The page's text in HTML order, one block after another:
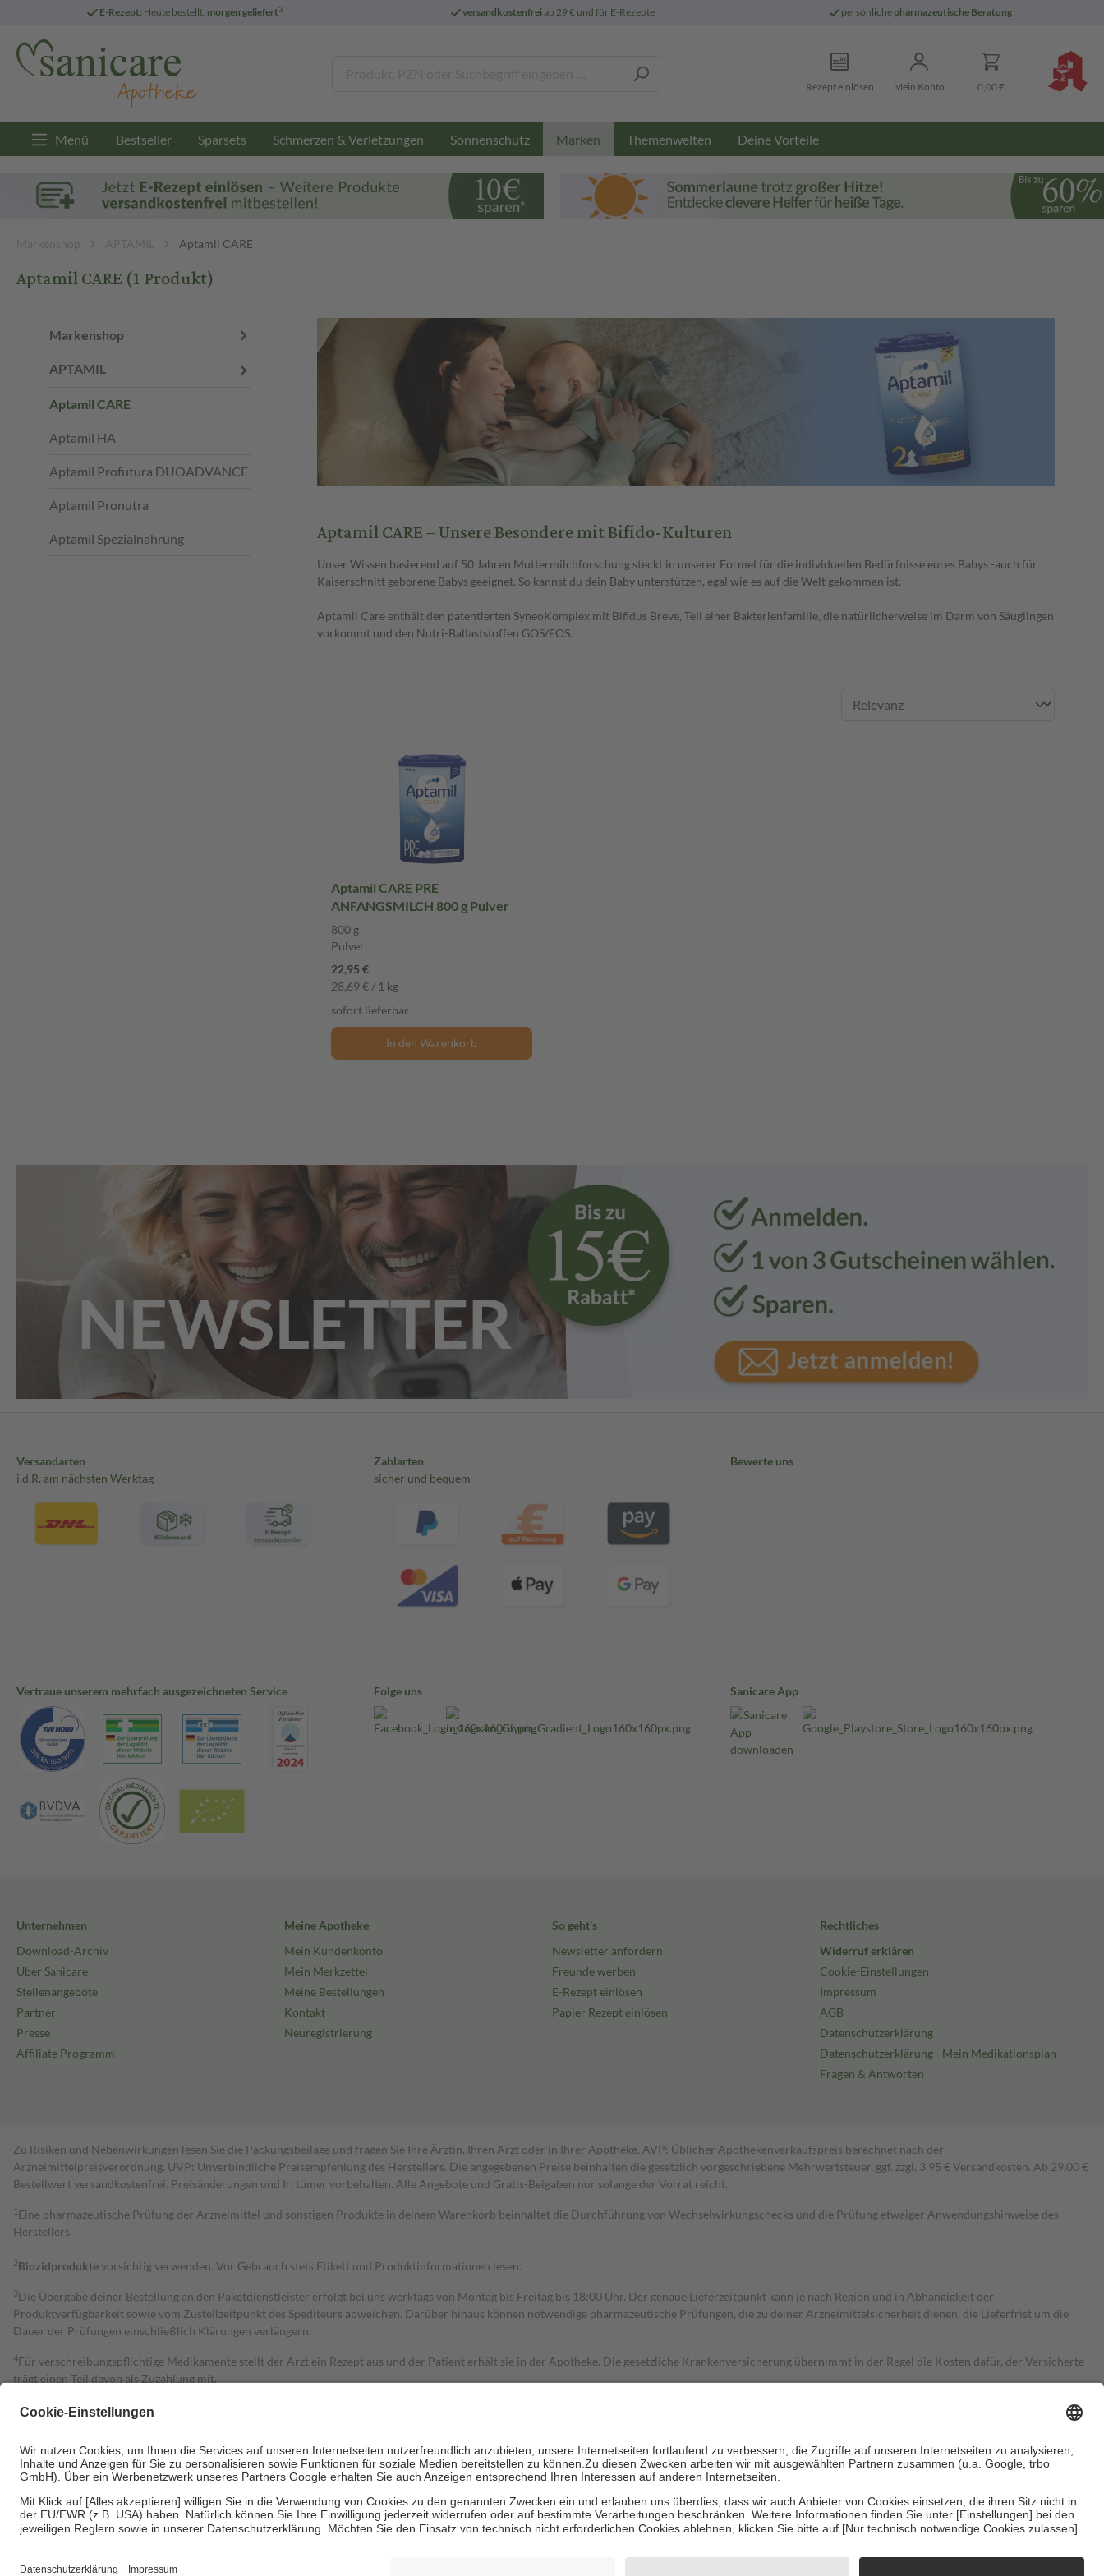
E-Rezept: Heute bestellt, morgen geliefert3 versandkostenfreiab 29 € und für E-Rezepte persönliche pharmazeutische Beratung
Rezept einlösen Mein Konto 0,00 €
Menü Bestseller Sparsets Schmerzen & Verletzungen Sonnenschutz Marken Themenwelten Deine Vorteile
Markenshop APTAMIL Aptamil CARE
Aptamil CARE(1 Produkt)
Markenshop
APTAMIL
Aptamil CARE
Aptamil HA
Aptamil Profutura DUOADVANCE
Aptamil Pronutra
Aptamil Spezialnahrung Aptamil CARE – Unsere Besondere mit Bifido-Kulturen
Unser Wissen basierend auf 50 Jahren Muttermilchforschung steckt in unserer Formel für die individuellen Bedürfnisse eures Babys -auch für
Kaiserschnitt geborene Babys geeignet. So kannst du dein Baby unterstützen, egal wie es auf die Welt gekommen ist.
Aptamil Care enthält den patentierten SyneoKomplex mit Bifidus Breve, Teil einer Bakterienfamilie, die natürlicherweise im Darm von Säuglingen
vorkommt und den Nutri-Ballaststoffen GOS/FOS.
Aptamil CARE PRE
ANFANGSMILCH 800 g Pulver
800 g
Pulver
22,95 €
28,69 € / 1 kg
sofort lieferbar
In den Warenkorb
Versandarten
i.d.R. am nächsten Werktag
Zahlarten
sicher und bequem
Bewerte uns
Vertraue unserem mehrfach ausgezeichneten Service Folge uns Sanicare App
Unternehmen
Download-Archiv
Über Sanicare
Stellenangebote
Partner
Presse
Affiliate Programm
Meine Apotheke
Mein Kundenkonto
Mein Merkzettel
Meine Bestellungen
Kontakt
Neuregistrierung
So geht's
Newsletter anfordern
Freunde werben
E-Rezept einlösen
Papier Rezept einlösen
Rechtliches
Widerruf erklären
Cookie-Einstellungen
Impressum
AGB
Datenschutzerklärung
Datenschutzerklärung - Mein Medikationsplan
Fragen & Antworten
Zu Risiken und Nebenwirkungen lesen Sie die Packungsbeilage und fragen Sie Ihre Ärztin, Ihren Arzt oder in Ihrer Apotheke. AVP: Üblicher Apothekenverkaufspreis berechnet nach der
Arzneimittelpreisverordnung. UVP: Unverbindliche Preisempfehlung des Herstellers. Die angegebenen Preise beinhalten die gesetzlich vorgeschriebene Mehrwertsteuer, ggf. zzgl. 3,95 € Versandkosten. Ab 29,00 €
Bestell­wert versand­kosten­frei. Preisänderungen und Irrtümer vorbehalten. Alle Angebote und Gratis-Beigaben nur solange der Vorrat reicht.
1 Eine pharmazeutische Prüfung der Arzneimittel und sonstigen Produkte in deinem Warenkorb beinhaltet die Durchführung von Wechselwirkungschecks und die Prüfung etwaiger Anwendungshinweise des
Herstellers.
2Biozidproduktevorsichtig verwenden. Vor Gebrauch stets Etikett und Produktinformationen lesen.
3Die Übergabe deiner Bestellung an den Paketdienstleister erfolgt bei uns werktags von Montag bis Freitag bis 18:00 Uhr. Der genaue Lieferzeitpunkt kann je nach Region und in Abhängigkeit der
Produktverfügbarkeit sowie vom Zustellzeitpunkt des Spediteurs abweichen. Darüber hinaus können notwendige pharmazeutische Prüfungen, die zu deiner Arzneimittelsicherheit dienen, die Lieferfrist um die
Dauer der Prüfungen einschließlich Klärungen verlängern.
4Für verschreibungspflichtige Medikamente stellt der Arzt ein Rezept aus und der Patient erhält sie in der Apotheke. Die gesetzliche Krankenversicherung übernimmt in der Regel die Kosten dafür, der Versicherte
trägt einen Teil davon als Zuzahlung mit.
zu entrichten.
Bei Heilmitteln und häuslicher Krankenpflege beträgt die Zuzahlung zehn Prozent der Kosten sowie zehn Euro je Verordnung.
Um das Engagement der Versicherten für ihre eigene Gesundheit zu stärken und die besondere Stellung der Familie zu unterstützen, fallenkeine Zuzahlungenan bei:
• Kindern und Jugendlichen bis zum vollendeten 18. Lebensjahr mit Ausnahme der Fahrkosten
• Untersuchungen zur Vorsorge und Früherkennung, die von der GKV getragen werden
• empfohlenen Schutzimpfungen
• Harn- und Blutteststreifen
Wir nutzen Trusted Shops als unabhängigen Dienstleister für die Einholung von Bewertungen. Trusted Shops hat Maßnahmen getroffen, um sicherzustellen, dass es sich um echte Bewertungen handelt. Mehr